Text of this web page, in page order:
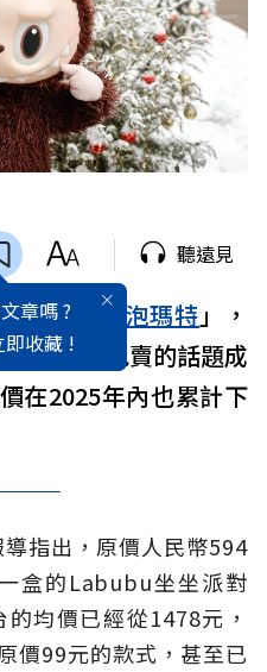
章嗎 ?
即收藏 !
聽遠見
造商「 泡泡瑪特 」，
到五折甩賣的話題成
在2025年內也累計下
指出，原價人民幣594
盒的Labubu坐坐派對
均價已經從1478元，
價99元的款式，甚至已